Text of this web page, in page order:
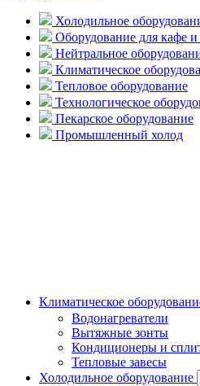
Холодильное
Оборудование для кафе и
Нейтральное
Климатическое
Тепловое оборудование
Технологическое
Пекарское оборудование
Промышленный холод
Климатическое
Водонагреватели
Вытяжные зонты
Кондиционеры и
Тепловые завесы
Холодильное оборудование